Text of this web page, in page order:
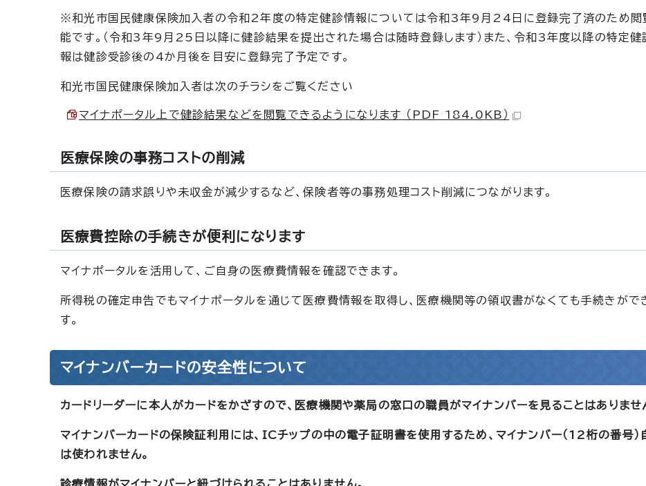
※和光市国民健康保険加入者の令和2年度の特定健診情報については令和3年9月24日に登録完了済のため閲
能です。（令和3年9月25日以降に健診結果を提出された場合は随時登録します）また、令和3年度以降の特定健
報は健診受診後の4か月後を目安に登録完了予定です。
和光市国民健康保険加入者は次のチラシをご覧ください
マイナポータル上で健診結果などを閲覧できるようになります （PDF 184.0KB）
医療保険の事務コストの削減
医療保険の請求誤りや未収金が減少するなど、保険者等の事務処理コスト削減につながります。
医療費控除の手続きが便利になります
マイナポータルを活用して、ご自身の医療費情報を確認できます。
所得税の確定申告でもマイナポータルを通じて医療費情報を取得し、医療機関等の領収書がなくても手続きがで
す。
マイナンバーカードの安全性について
カードリーダーに本人がカードをかざすので、医療機関や薬局の窓口の職員がマイナンバーを見ることはありませ
マイナンバーカードの保険証利用には、ICチップの中の電子証明書を使用するため、マイナンバー（12桁の番号）
は使われません。